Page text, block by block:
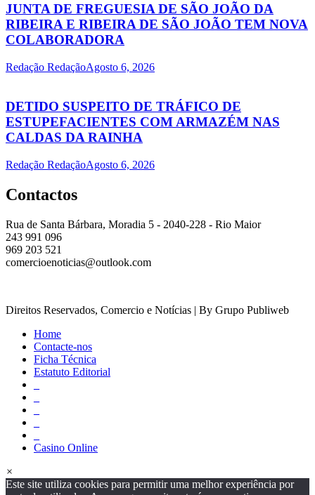
JUNTA DE FREGUESIA DE SÃO JOÃO DA
RIBEIRA E RIBEIRA DE SÃO JOÃO TEM NOVA
COLABORADORA
Redação RedaçãoAgosto 6, 2026
DETIDO SUSPEITO DE TRÁFICO DE
ESTUPEFACIENTES COM ARMAZÉM NAS
CALDAS DA RAINHA
Redação RedaçãoAgosto 6, 2026
Contactos
Rua de Santa Bárbara, Moradia 5 - 2040-228 - Rio Maior
243 991 096
969 203 521
comercioenoticias@outlook.com
Direitos Reservados, Comercio e Notícias | By Grupo Publiweb
Home
Contacte-nos
Ficha Técnica
Estatuto Editorial
Casino Online
×
Este site utiliza cookies para permitir uma melhor experiência por